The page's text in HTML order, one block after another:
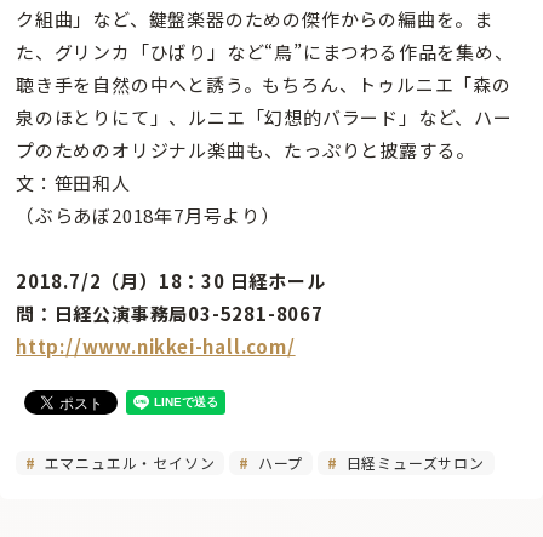
ク組曲」など、鍵盤楽器のための傑作からの編曲を。ま
た、グリンカ「ひばり」など“鳥”にまつわる作品を集め、
聴き手を自然の中へと誘う。もちろん、トゥルニエ「森の
泉のほとりにて」、ルニエ「幻想的バラード」など、ハー
プのためのオリジナル楽曲も、たっぷりと披露する。
文：笹田和人
（ぶらあぼ2018年7月号より）
2018.7/2（月）18：30 日経ホール
問：日経公演事務局03-5281-8067
http://www.nikkei-hall.com/
エマニュエル・セイソン ハープ 日経ミューズサロン